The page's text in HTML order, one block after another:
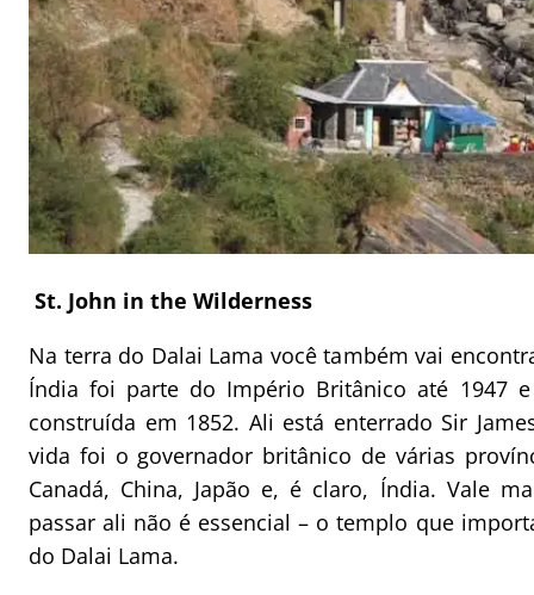
St. John in the Wilderness
Na terra do Dalai Lama você também vai
Índia foi parte do Império Britânico até 1947
construída em 1852. Ali está enterrado Sir
vida foi o governador britânico de várias
Canadá, China, Japão e, é claro, Índia. Vale
passar ali não é essencial – o templo que
do Dalai Lama.